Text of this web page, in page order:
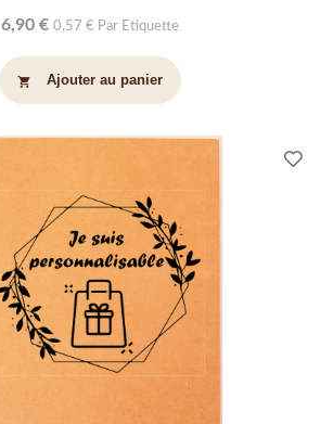
6,90 € 0,57 € Par Etiquette
shopping_cart Ajouter au panier